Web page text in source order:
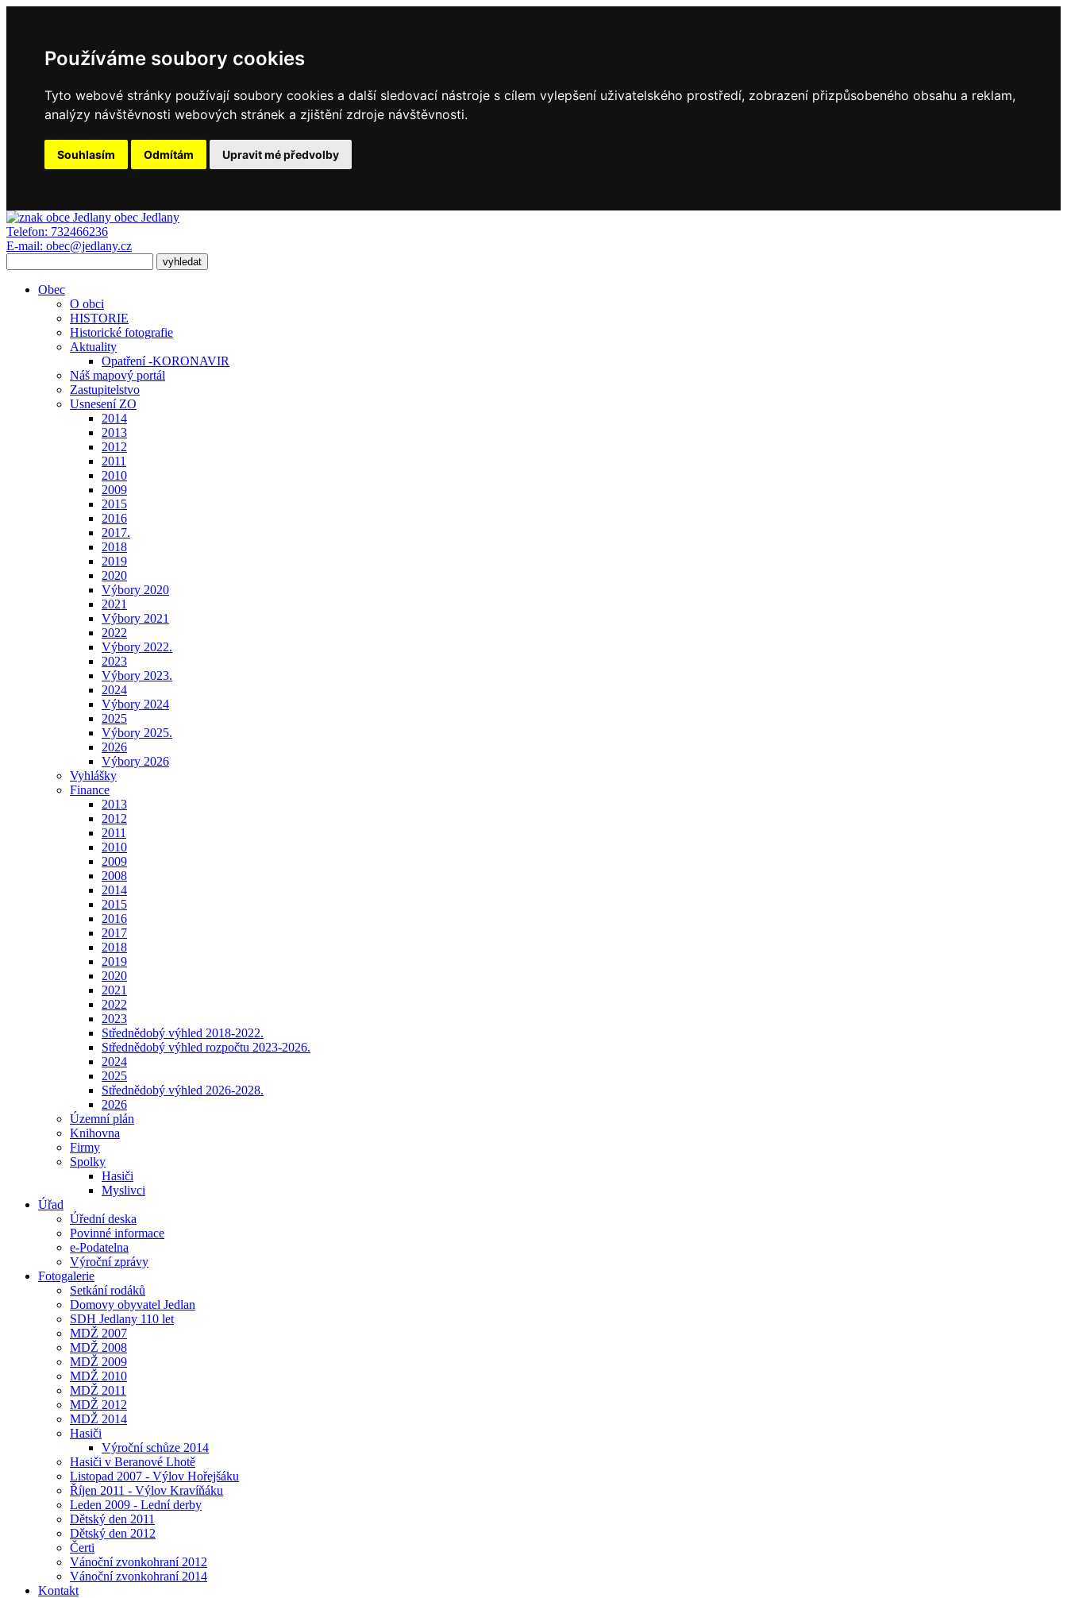
Používáme soubory cookies
Tyto webové stránky používají soubory cookies a další sledovací nástroje s cílem vylepšení uživatelského prostředí, zobrazení přizpůsobeného obsahu a reklam,
analýzy návštěvnosti webových stránek a zjištění zdroje návštěvnosti.
Souhlasím Odmítám Upravit mé předvolby
obec Jedlany
Telefon: 732466236
E-mail: obec@jedlany.cz
Obec
O obci
HISTORIE
Historické fotografie
Aktuality
Opatření -KORONAVIR
Náš mapový portál
Zastupitelstvo
Usnesení ZO
2014
2013
2012
2011
2010
2009
2015
2016
2017.
2018
2019
2020
Výbory 2020
2021
Výbory 2021
2022
Výbory 2022.
2023
Výbory 2023.
2024
Výbory 2024
2025
Výbory 2025.
2026
Výbory 2026
Vyhlášky
Finance
2013
2012
2011
2010
2009
2008
2014
2015
2016
2017
2018
2019
2020
2021
2022
2023
Střednědobý výhled 2018-2022.
Střednědobý výhled rozpočtu 2023-2026.
2024
2025
Střednědobý výhled 2026-2028.
2026
Územní plán
Knihovna
Firmy
Spolky
Hasiči
Myslivci
Úřad
Úřední deska
Povinné informace
e-Podatelna
Výroční zprávy
Fotogalerie
Setkání rodáků
Domovy obyvatel Jedlan
SDH Jedlany 110 let
MDŽ 2007
MDŽ 2008
MDŽ 2009
MDŽ 2010
MDŽ 2011
MDŽ 2012
MDŽ 2014
Hasiči
Výroční schůze 2014
Hasiči v Beranové Lhotě
Listopad 2007 - Výlov Hořejšáku
Říjen 2011 - Výlov Kravíňáku
Leden 2009 - Lední derby
Dětský den 2011
Dětský den 2012
Čerti
Vánoční zvonkohraní 2012
Vánoční zvonkohraní 2014
Kontakt